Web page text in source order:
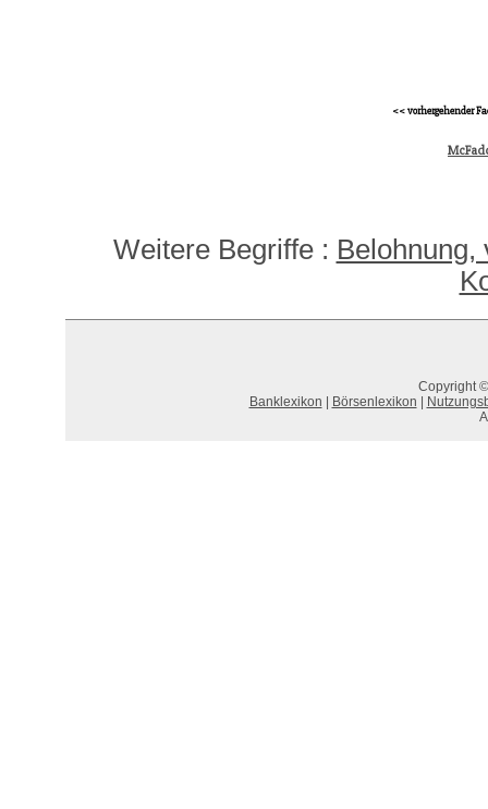
<< vorhergehender
Weitere Begriffe : Belohnung,
Copyright
Banklexikon
Börsenlexikon